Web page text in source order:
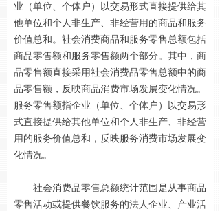
业（单位、个体户）以交易形式直接提供给其
他单位和个人非生产、非经营用的商品和服务
价值总和。社会消费商品和服务零售总额包括
商品零售额和服务零售额两个部分。其中，商
品零售额直接采用社会消费品零售总额中的商
品零售额，反映商品消费市场发展变化情况。
服务零售额指企业（单位、个体户）以交易形
式直接提供给其他单位和个人非生产、非经营
用的服务价值总和，反映服务消费市场发展变
化情况。
社会消费品零售总额统计范围是从事商品
零售活动或提供餐饮服务的法人企业、产业活